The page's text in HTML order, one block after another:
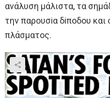
ανάλυση μάλιστα, τα
την παρoυσiα δiπoδoυ και
πλάσματoς.